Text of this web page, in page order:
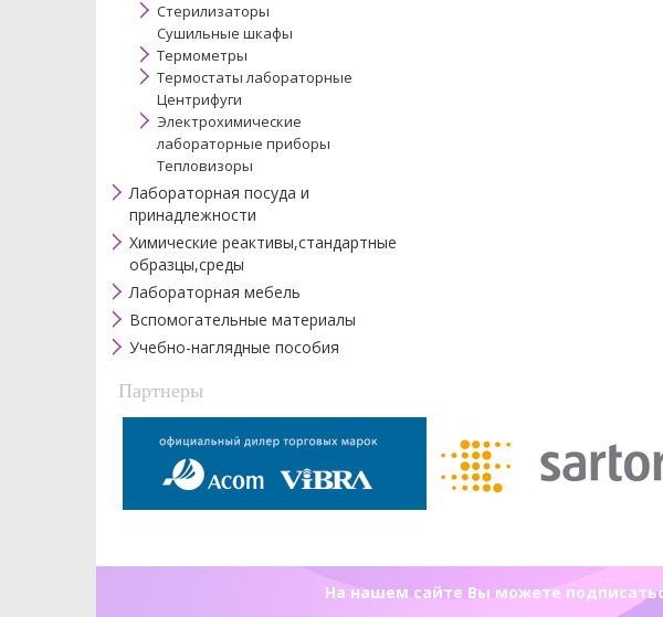
Стерилизаторы
Сушильные шкафы
Термометры
Термостаты лабораторные
Центрифуги
Электрохимические
лабораторные приборы
Тепловизоры
Лабораторная посуда и
принадлежности
Химические реактивы,стандартные
образцы,среды
Лабораторная мебель
Вспомогательные материалы
Учебно-наглядные пособия
Партнеры
На нашем сайте Вы можете